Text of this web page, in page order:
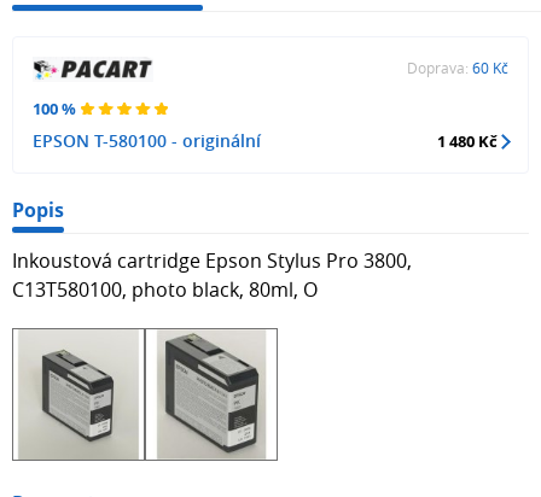
100 %
EPSON T-580100 - originální
Doprava: 60 Kč
1 480 Kč
Popis
Inkoustová cartridge Epson Stylus Pro 3800,
C13T580100, photo black, 80ml, O